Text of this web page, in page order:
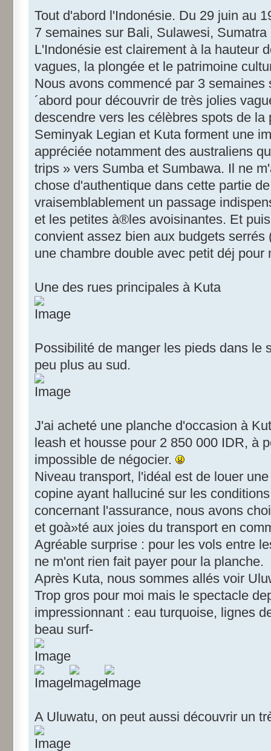
Tout d'abord l'Indonésie. Du 29 juin au
7 semaines sur Bali, Sulawesi, Sumatra
L'Indonésie est clairement à la hauteur
vagues, la plongée et le patrimoine
Nous avons commencé par 3
´abord pour découvrir de très jolies
descendre vers les célèbres spots de
Seminyak Legian et Kuta forment une
appréciée notamment des australiens
trips » vers Sumba et Sumbawa. Il ne
chose d'authentique dans cette partie
vraisemblablement un passage
et les petites à®les avoisinantes. Et
convient assez bien aux budgets
une chambre double avec petit déj pour
Une des rues principales à Kuta
Possibilité de manger les pieds dans le
peu plus au sud.
J'ai acheté une planche d'occasion à
leash et housse pour 2 850 000 IDR, à
impossible de négocier.
Niveau transport, l'idéal est de louer
copine ayant halluciné sur les
concernant l'assurance, nous avons
et goà»té aux joies du transport en
Agréable surprise : pour les vols entre
ne m'ont rien fait payer pour la planche.
Après Kuta, nous sommes allés voir
Trop gros pour moi mais le spectacle
impressionnant : eau turquoise, lignes
beau surf-
A Uluwatu, on peut aussi découvrir un